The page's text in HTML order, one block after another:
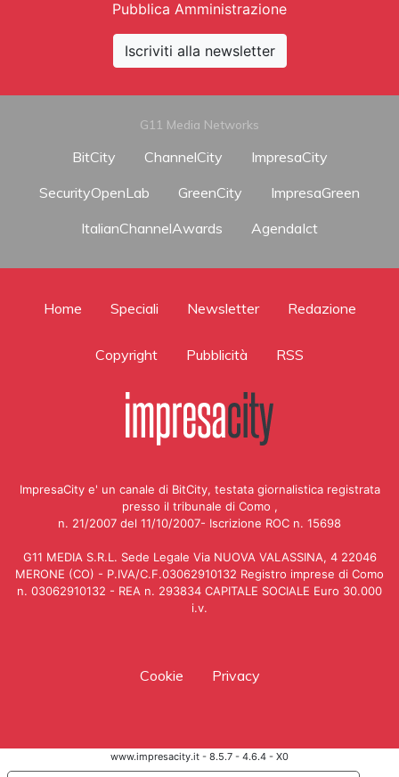
Pubblica Amministrazione
Iscriviti alla newsletter
G11 Media Networks
BitCity ChannelCity
ImpresaCity
SecurityOpenLab
GreenCity
ImpresaGreen
ItalianChannelAwards
AgendaIct
Home Speciali Newsletter Redazione
Copyright Pubblicità RSS
ImpresaCity e' un canale di BitCity, testata giornalistica registrata
presso il tribunale di Como ,
n. 21/2007 del 11/10/2007- Iscrizione ROC n. 15698
G11 MEDIA S.R.L. Sede Legale Via NUOVA VALASSINA, 4 22046
MERONE (CO) - P.IVA/C.F.03062910132 Registro imprese di Como
n. 03062910132 - REA n. 293834 CAPITALE SOCIALE Euro 30.000
i.v.
Cookie Privacy
www.impresacity.it - 8.5.7 - 4.6.4 - X0